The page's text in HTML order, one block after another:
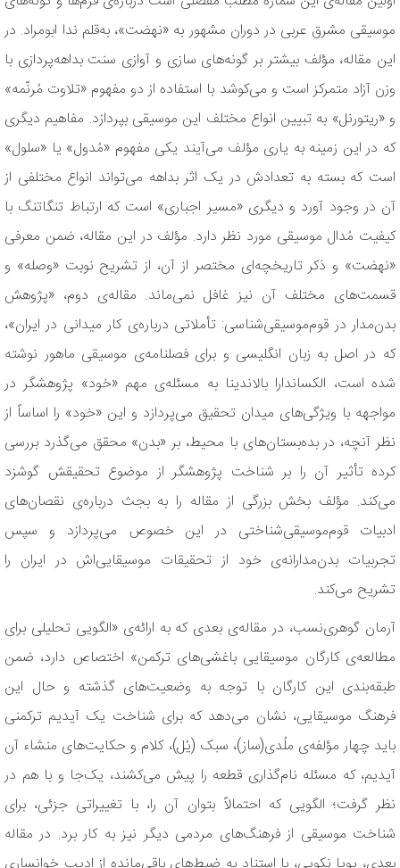
موسیقی مشرق عربی در دوران مشهور به «نهضت»، به‌قلم ندا ابومراد. در
این مقاله، مؤلف بیشتر بر گونه‌های سازی و آوازی سنت بداهه‌پردازی با
وزن آزاد متمرکز است و می‌کوشد با استفاده از دو مفهوم «تلاوت مُرنّمه»
و «ریتورنل» به تبیین انواع مختلف این موسیقی بپردازد. مفاهیم دیگری
که در این زمینه به یاری مؤلف می‌آیند یکی مفهوم «مُدول» یا «سلول»
است که بسته به تعدادش در یک اثر بداهه می‌تواند انواع مختلفی از
آن در وجود آورد و دیگری «مسیر اجباری» است که ارتباط تنگاتنگ با
کیفیت مُدال موسیقی مورد نظر دارد. مؤلف در این مقاله، ضمن معرفی
«نهضت» و ذ‌کر تاریخچه‌ای مختصر از آن، از تشریح نوبت «وصله» و
قسمت‌های مختلف آن نیز غافل نمی‌ماند. مقاله‌ی دوم، «پژوهش
بدن‌مدار در قوم‌موسیقی‌شناسی: تأملاتی درباره‌ی کار میدانی در ایران»،
که در اصل به زبان انگلیسی و برای فصلنامه‌ی موسیقی ماهور نوشته
شده است، الکساندارا بالاندینا به مسئله‌ی مهم «خود» پژوهشگر در
مواجهه با ویژگی‌های میدان تحقیق می‌پردازد و این «خود» را اساساً از
نظر آنچه، در بده‌بستان‌های با محیط، بر «بدن» محقق می‌گذرد بررسی
کرده تأثیر آن را بر شناخت پژوهشگر از موضوع تحقیقش گوشزد
می‌کند. مؤلف بخش بزرگی از مقاله را به بجث درباره‌ی نقصان‌های
ادبیات قوم‌موسیقی‌شناختی در این خصوص می‌پردازد و سپس
تجربیات بدن‌مدارانه‌ی خود از تحقیقات موسیقایی‌اش در ایران را
تشریح می‌کند.
آرمان گوهری‌نسب، در مقاله‌ی بعدی که به ارائه‌ی «الگویی تحلیلی برای
مطالعه‌ی کارگان موسیقایی باغشی‌های ترکمن» اختصاص دارد، ضمن
طبقه‌بندی این کارگان با توجه به وضعیت‌های گذشته و حال این
فرهنگ موسیقایی، نشان می‌دهد که برای شناخت یک آیدیم ترکمنی
باید چهار مؤلفه‌ی ملُدی(ساز)، سبک (یُل)، کلام و حکایت‌های منشاء آن
آیدیم، که مسئله نام‌گذاری قطعه را پیش می‌کشند، یک‌جا و با هم در
نظر گرفت؛ الگویی که احتمالاً بتوان آن را، با تغییراتی جزئی، برای
شناخت موسیقی از فرهنگ‌های مردمی دیگر نیز به کار برد. در مقاله